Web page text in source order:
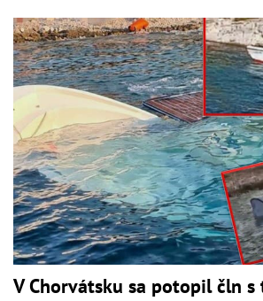
V Chorvátsku sa potopil čln